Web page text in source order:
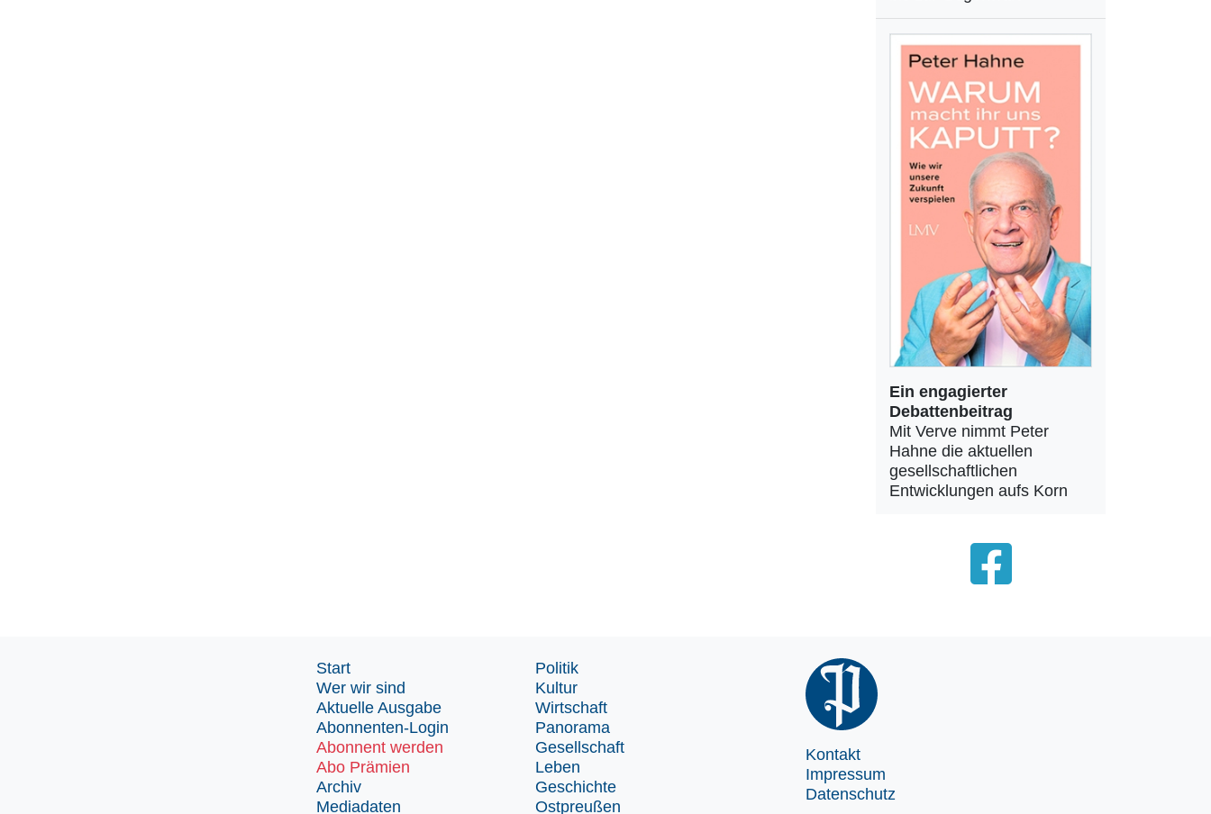
Ein engagierter
Debattenbeitrag
Mit Verve nimmt Peter
Hahne die aktuellen
gesellschaftlichen
Entwicklungen aufs Korn
Start
Wer wir sind
Aktuelle Ausgabe
Abonnenten-Login
Abonnent werden
Abo Prämien
Archiv
Mediadaten
Politik
Kultur
Wirtschaft
Panorama
Gesellschaft
Leben
Geschichte
Ostpreußen
Kontakt
Impressum
Datenschutz